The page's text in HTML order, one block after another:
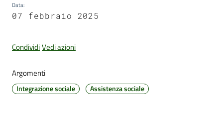
gli
argomenti...
su
Data:
07 febbraio 2025
CondividiVedi azioni
Argomenti
Integrazione sociale Assistenza sociale